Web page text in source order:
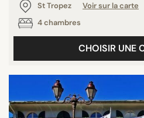
St Tropez
Voir sur la carte
4 chambres
CHOISIR UNE